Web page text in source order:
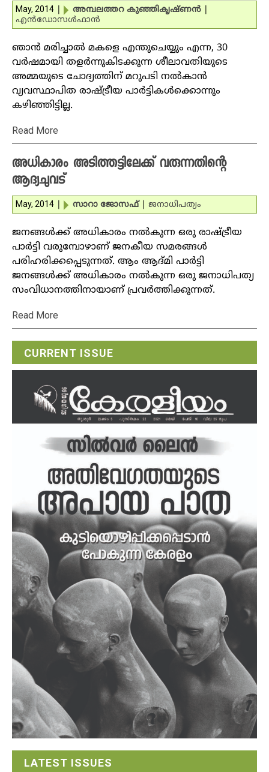
May, 2014 അമ്പലത്തറ കുഞ്ഞികൃഷ്ണന്‍
എന്‍ഡോസള്‍ഫാന്‍
ഞാന്‍ മരിച്ചാല്‍ മകളെ എന്തുചെയ്യും എന്ന, 30
വര്‍ഷമായി തളര്‍ന്നുകിടക്കുന്ന ശീലാവതിയുടെ
അമ്മയുടെ ചോദ്യത്തിന് മറുപടി നല്‍കാന്‍
വ്യവസ്ഥാപിത രാഷ്ട്രീയ പാര്‍ട്ടികള്‍ക്കൊന്നും
കഴിഞ്ഞിട്ടില്ല.
Read More
അധികാരം അടിത്തട്ടിലേക്ക് വരുന്നതിന്റെ
ആദ്യചുവട്‌
May, 2014 സാറാ ജോസഫ് ജനാധിപത്യം
ജനങ്ങള്‍ക്ക് അധികാരം നല്‍കുന്ന ഒരു രാഷ്ട്രീയ
പാര്‍ട്ടി വരുമ്പോഴാണ് ജനകീയ സമരങ്ങള്‍
പരിഹരിക്കപ്പെടുന്നത്. ആം ആദ്മി പാര്‍ട്ടി
ജനങ്ങള്‍ക്ക് അധികാരം നല്‍കുന്ന ഒരു ജനാധിപത്യ
സംവിധാനത്തിനായാണ് പ്രവര്‍ത്തിക്കുന്നത്.
Read More
CURRENT ISSUE
LATEST ISSUES